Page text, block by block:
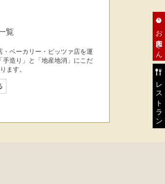
お肉屋さん
レストラン
覧
ベーカリー・ピッツァ店を運
造り」と「地産地消」にこだ
ます。